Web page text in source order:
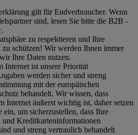
gilt für Endverbraucher. Wenn
sind, lesen Sie bitte die B2B -
.
zu respektieren und Ihre
zu schützen! Wir werden Ihnen immer
Ihre Daten nutzen.
Internet ist unsere Priorität
werden sicher und streng
mit der europäischen
behandelt. Wir wissen, dass
Internet äußerst wichtig ist, daher setzen
um sicherzustellen, dass Ihre
und Kreditkarteninformationen
und streng vertraulich behandelt